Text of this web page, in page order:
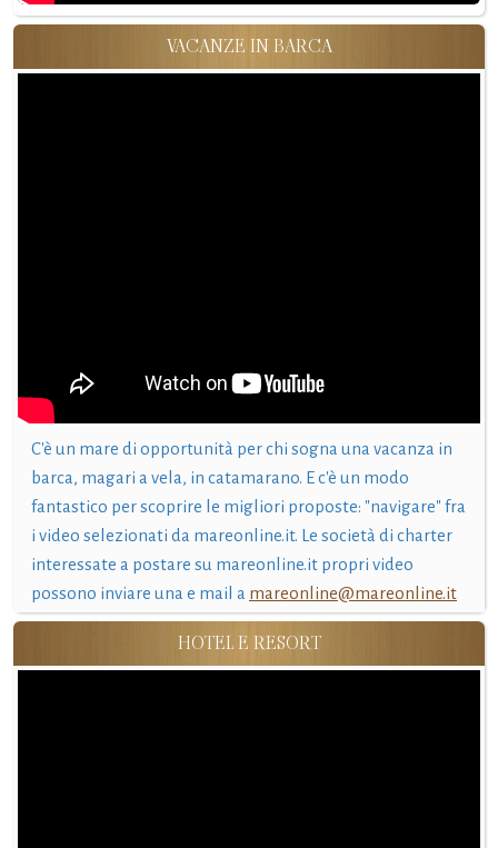
VACANZE IN BARCA
C'è un mare di opportunità per chi sogna una vacanza in
barca, magari a vela, in catamarano. E c'è un modo
fantastico per scoprire le migliori proposte: "navigare" fra
i video selezionati da mareonline.it. Le società di charter
interessate a postare su mareonline.it propri video
possono inviare una e mail a mareonline@mareonline.it
HOTEL E RESORT